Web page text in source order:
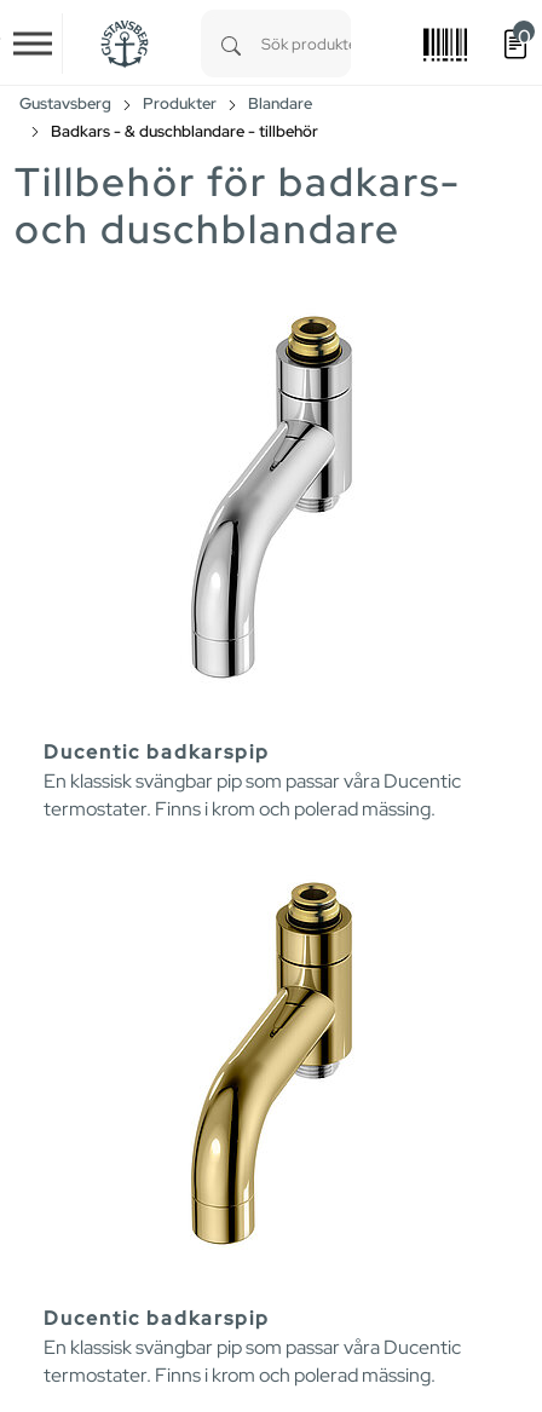
Skip to main content
0
Gustavsberg Produkter
Blandare
Badkars - & duschblandare - tillbehör
Tillbehör för badkars-
och duschblandare
Ducentic badkarspip
En klassisk svängbar pip som passar våra Ducentic
termostater. Finns i krom och polerad mässing.
Ducentic badkarspip
En klassisk svängbar pip som passar våra Ducentic
termostater. Finns i krom och polerad mässing.